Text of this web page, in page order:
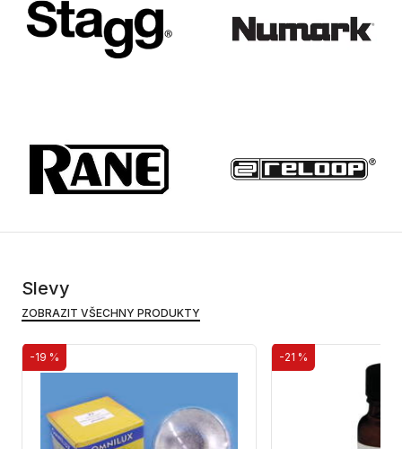
Slevy
ZOBRAZIT VŠECHNY PRODUKTY
-19 % -21 %